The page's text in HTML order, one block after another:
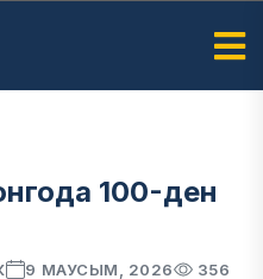
100-ден
9 МАУСЫМ, 2026 356